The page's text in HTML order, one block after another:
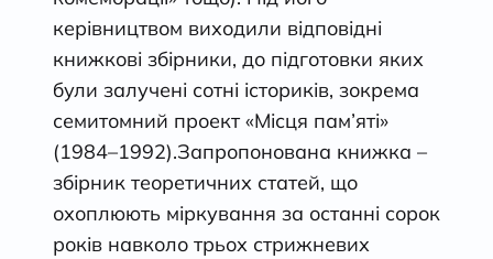
керівництвом виходили відповідні
книжкові збірники, до підготовки яких
були залучені сотні істориків, зокрема
семитомний проект «Місця пам’яті»
(1984–1992).Запропонована книжка –
збірник теоретичних статей, що
охоплюють міркування за останні сорок
років навколо трьох стрижневих